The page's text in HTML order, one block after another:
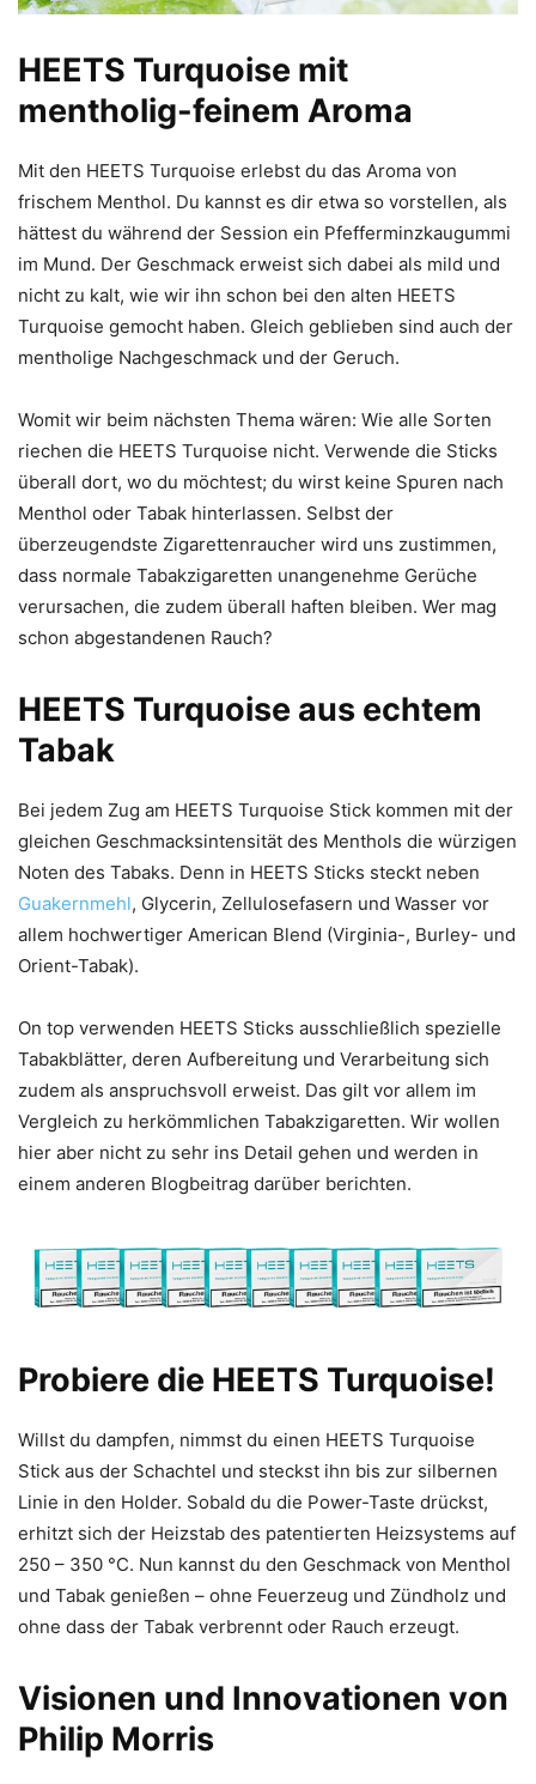
HEETS Turquoise mit
mentholig-feinem Aroma
Mit den HEETS Turquoise erlebst du das Aroma von
frischem Menthol. Du kannst es dir etwa so vorstellen, als
hättest du während der Session ein Pfefferminzkaugummi
im Mund. Der Geschmack erweist sich dabei als mild und
nicht zu kalt, wie wir ihn schon bei den alten HEETS
Turquoise gemocht haben. Gleich geblieben sind auch der
mentholige Nachgeschmack und der Geruch.
Womit wir beim nächsten Thema wären: Wie alle Sorten
riechen die HEETS Turquoise nicht. Verwende die Sticks
überall dort, wo du möchtest; du wirst keine Spuren nach
Menthol oder Tabak hinterlassen. Selbst der
überzeugendste Zigarettenraucher wird uns zustimmen,
dass normale Tabakzigaretten unangenehme Gerüche
verursachen, die zudem überall haften bleiben. Wer mag
schon abgestandenen Rauch?
HEETS Turquoise aus echtem
Tabak
Bei jedem Zug am HEETS Turquoise Stick kommen mit der
gleichen Geschmacksintensität des Menthols die würzigen
Noten des Tabaks. Denn in HEETS Sticks steckt neben
Guakernmehl, Glycerin, Zellulosefasern und Wasser vor
allem hochwertiger American Blend (Virginia-, Burley- und
Orient-Tabak).
On top verwenden HEETS Sticks ausschließlich spezielle
Tabakblätter, deren Aufbereitung und Verarbeitung sich
zudem als anspruchsvoll erweist. Das gilt vor allem im
Vergleich zu herkömmlichen Tabakzigaretten. Wir wollen
hier aber nicht zu sehr ins Detail gehen und werden in
einem anderen Blogbeitrag darüber berichten.
Probiere die HEETS Turquoise!
Willst du dampfen, nimmst du einen HEETS Turquoise
Stick aus der Schachtel und steckst ihn bis zur silbernen
Linie in den Holder. Sobald du die Power-Taste drückst,
erhitzt sich der Heizstab des patentierten Heizsystems auf
250 – 350 °C. Nun kannst du den Geschmack von Menthol
und Tabak genießen – ohne Feuerzeug und Zündholz und
ohne dass der Tabak verbrennt oder Rauch erzeugt.
Visionen und Innovationen von
Philip Morris